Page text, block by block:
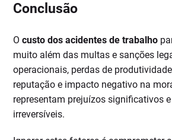
Conclusão
Ocusto dos acidentes de trabalho
muito além das multas e sanções
operacionais, perdas de
reputação e impacto negativo na
representam prejuízos significativos
irreversíveis.